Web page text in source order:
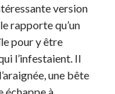
version
rapporte qu’un
pour y être
l’infestaient. Il
une bête
échappe à